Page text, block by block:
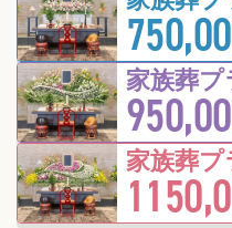
家族葬プ
家族葬プ